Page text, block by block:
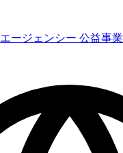
エージェンシー 公益事業